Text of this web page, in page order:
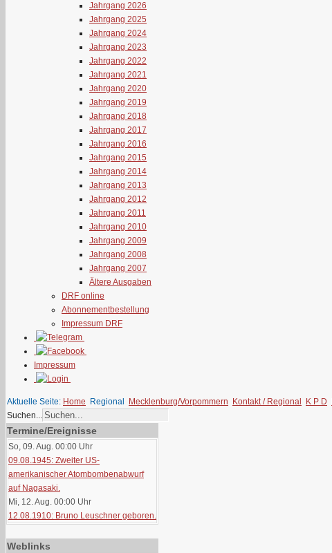
Jahrgang 2026
Jahrgang 2025
Jahrgang 2024
Jahrgang 2023
Jahrgang 2022
Jahrgang 2021
Jahrgang 2020
Jahrgang 2019
Jahrgang 2018
Jahrgang 2017
Jahrgang 2016
Jahrgang 2015
Jahrgang 2014
Jahrgang 2013
Jahrgang 2012
Jahrgang 2011
Jahrgang 2010
Jahrgang 2009
Jahrgang 2008
Jahrgang 2007
Ältere Ausgaben
DRF online
Abonnementbestellung
Impressum DRF
Impressum
Aktuelle Seite: Home Regional Mecklenburg/Vorpommern Kontakt / Regional K P D
Suchen...
Termine/Ereignisse
So, 09. Aug. 00:00 Uhr
09.08.1945: Zweiter US-
amerikanischer Atombombenabwurf
auf Nagasaki.
Mi, 12. Aug. 00:00 Uhr
12.08.1910: Bruno Leuschner geboren.
Weblinks